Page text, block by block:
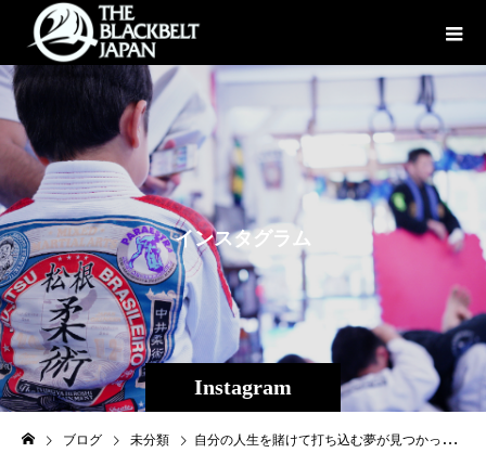
Instagram
インスタグラ ム
ブログ 未分類 自分の人生を賭けて打ち込む夢が見つかった君は、既にその夢の50%は叶っている。全日本アマチュア修斗へ、プロシューターへ、日本へ、そして世界へ。さあ愛すべき若者達、これが夢への第一歩、全力で戦おう。#アマチュア修斗九州沖縄選手権#2020全日本選手権#パラエストラ #沖縄 #那覇 #与儀 #MMA #shooto #コザ #総合格闘技 #修斗 #キックボクシング #柔術 #jiujitsu #ダイエット